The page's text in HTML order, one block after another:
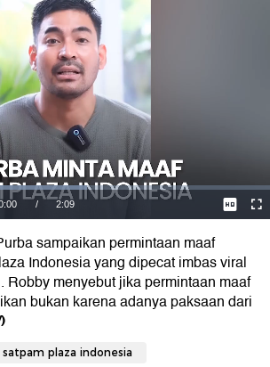
sampaikan permintaan maaf
Indonesia yang dipecat imbas viral
Robby menyebut jika permintaan maaf
bukan karena adanya paksaan dari
satpam plaza indonesia